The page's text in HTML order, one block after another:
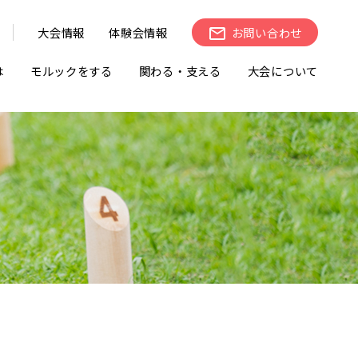
大会情報 体験会情報 お問い合わせ
モルックをする 関わる・支える 大会について